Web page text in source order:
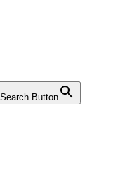
Search Button